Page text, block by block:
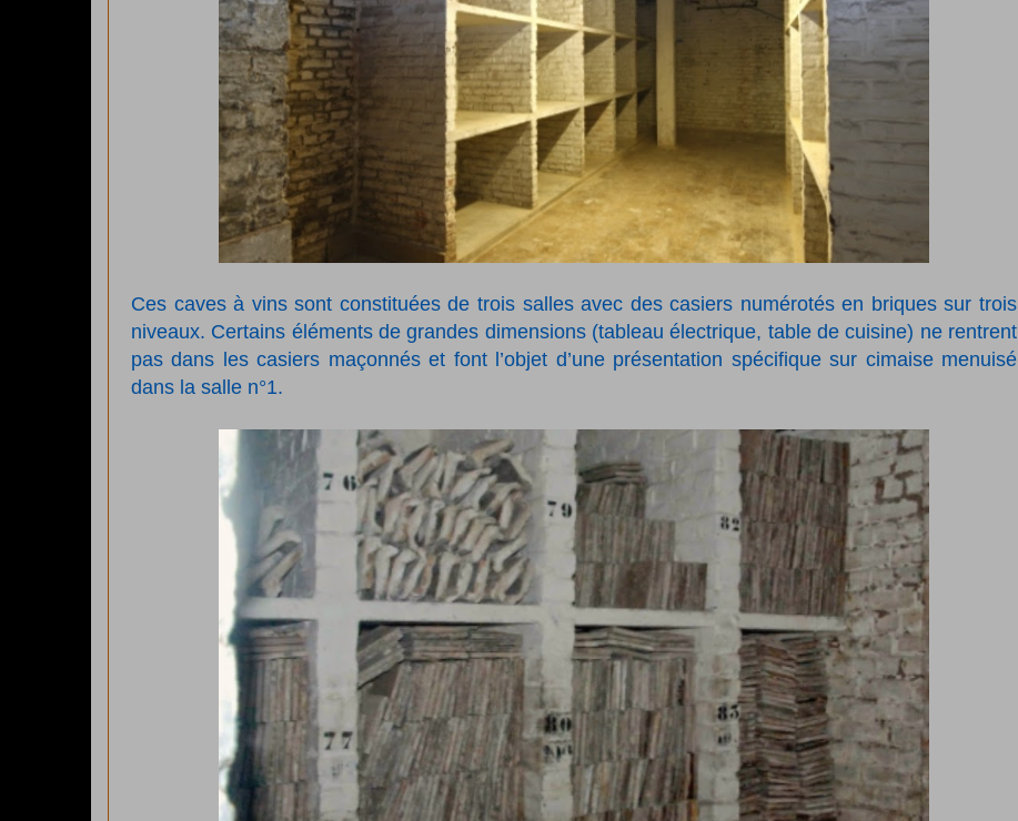
Ces caves à vins sont constituées de trois salles avec des casiers numérotés en briques sur trois
niveaux. Certains éléments de grandes dimensions (tableau électrique, table de cuisine) ne rentrent
pas dans les casiers maçonnés et font l’objet d’une présentation spécifique sur cimaise menuisé
dans la salle n°1.